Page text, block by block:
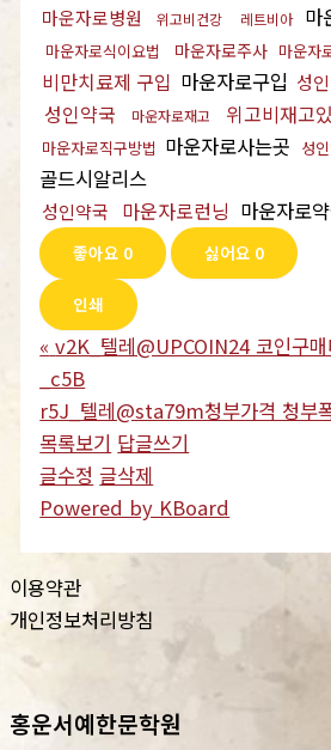
마운자로병원 위고비건강 레트비아 마
마운자로식이요법 마운자로주사 마운자
비만치료제 구입 마운자로구입 성
성인약국
마운자로재고 위고비재고
마운자로직구방법 마운자로사는곳 성
골드시알리스
성인약국 마운자로런닝 마운자로
좋아요 0 싫어요 0
인쇄
« v2K_텔레@UPCOIN24 코인구
_c5B
r5J_텔레@sta79m청부가격 청부
목록보기 답글쓰기
글수정 글삭제
Powered by KBoard
이용약관
개인정보처리방침
홍운서예한문학원